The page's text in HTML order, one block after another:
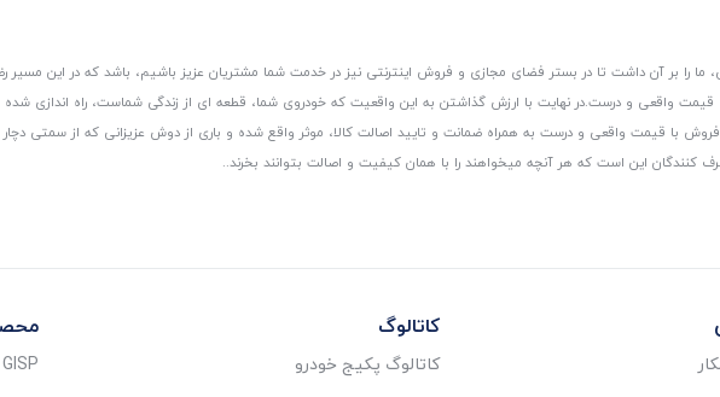
را بر آن داشت تا در بستر فضای مجازی و فروش اینترنتی نیز در خدمت شما مشتریان عزیز باشیم، باشد که در این مسیر
قیمت واقعی و درست.در نهایت با ارزش گذاشتن به این واقعیت که خودروی شما، قطعه ای از زندگی شماست، راه اندازی
و فروش با قیمت واقعی و درست به همراه ضمانت و تایید اصالت کالا، موثر واقع شده و باری از دوش عزیزانی که از سمتی
کنندگان این است که هر آنچه میخواهند را با همان کیفیت و اصالت بتوانند بخرند..
کاتالوگ
کاتالوگ پکیج خودرو
GISP